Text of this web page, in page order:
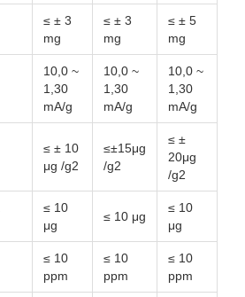
≤ ± 3
mg
≤ ± 3
mg
≤ ± 5
mg
10,0 ~
1,30
mA/g
10,0 ~
1,30
mA/g
10,0 ~
1,30
mA/g
≤ ± 10
μg /g2
≤±15μg
/g2
≤ ±
20μg
/g2
≤ 10
μg
≤ 10 μg
≤ 10
μg
≤ 10
ppm
≤ 10
ppm
≤ 10
ppm